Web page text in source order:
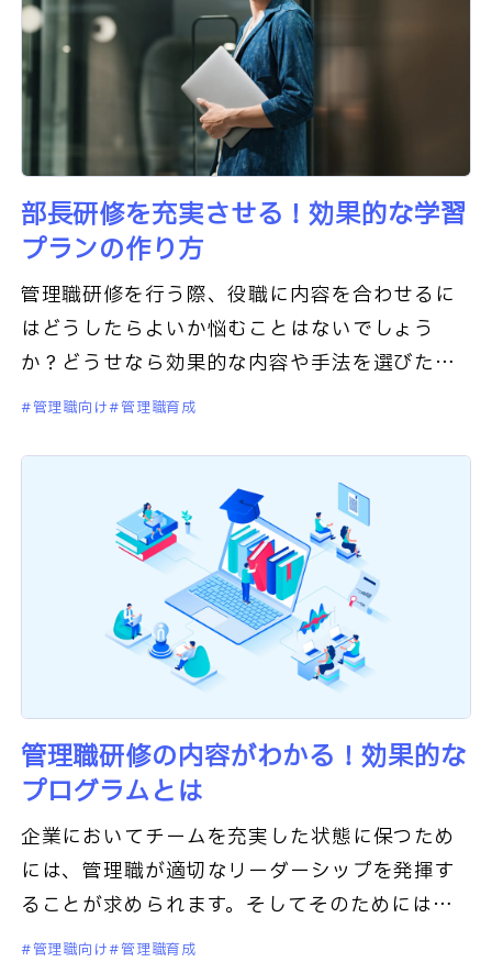
部長研修を充実させる！効果的な学習
プランの作り方
管理職研修を行う際、役職に内容を合わせるに
はどうしたらよいか悩むことはないでしょう
か？どうせなら効果的な内容や手法を選びたい
と考えるのは自然なことです。この記事では、
管理職向け 管理職育成
管理職研修の内容がわかる！効果的な
プログラムとは
企業においてチームを充実した状態に保つため
には、管理職が適切なリーダーシップを発揮す
ることが求められます。そしてそのためには、
適切な行動を学ぶことができる管理職研修が必
管理職向け 管理職育成